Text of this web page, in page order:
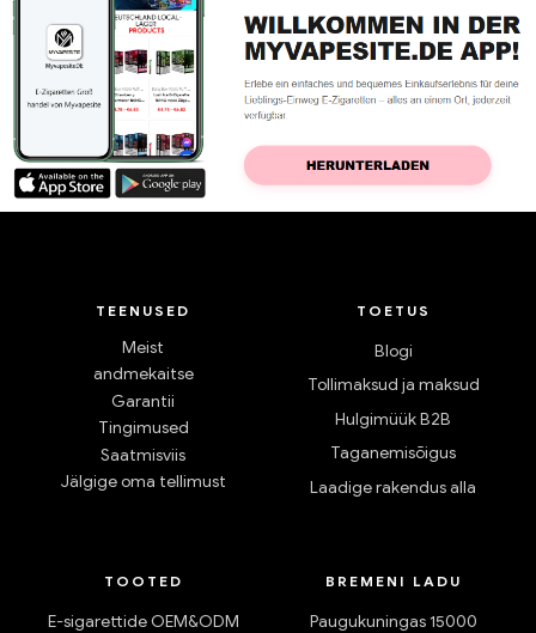
TEENUSED
Meist
andmekaitse
Garantii
Tingimused
Saatmisviis
Jälgige oma tellimust
TOETUS
Blogi
Tollimaksud ja maksud
Hulgimüük B2B
Taganemisõigus
Laadige rakendus alla
TOOTED
E-sigarettide OEM&ODM
BREMENI LADU
Paugukuningas 15000